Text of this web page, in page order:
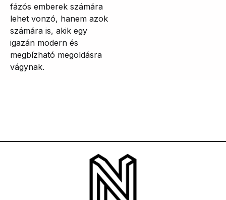
fázós emberek számára
lehet vonzó, hanem azok
számára is, akik egy
igazán modern és
megbízható megoldásra
vágynak.